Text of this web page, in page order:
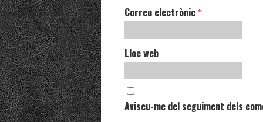
Correu electrònic *
Lloc web
Aviseu-me del seguiment dels